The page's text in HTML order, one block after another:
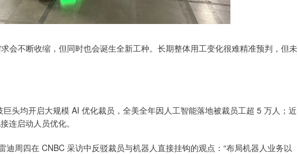
不断收缩，但同时也会诞生全新工种。长期整体用工变化很难精准预判，但未
均开启大规模 AI 优化裁员，全美全年因人工智能落地被裁员工超 5 万人；近
连启动人员优化。
周四在 CNBC 采访中反驳裁员与机器人直接挂钩的观点：“布局机器人业务以